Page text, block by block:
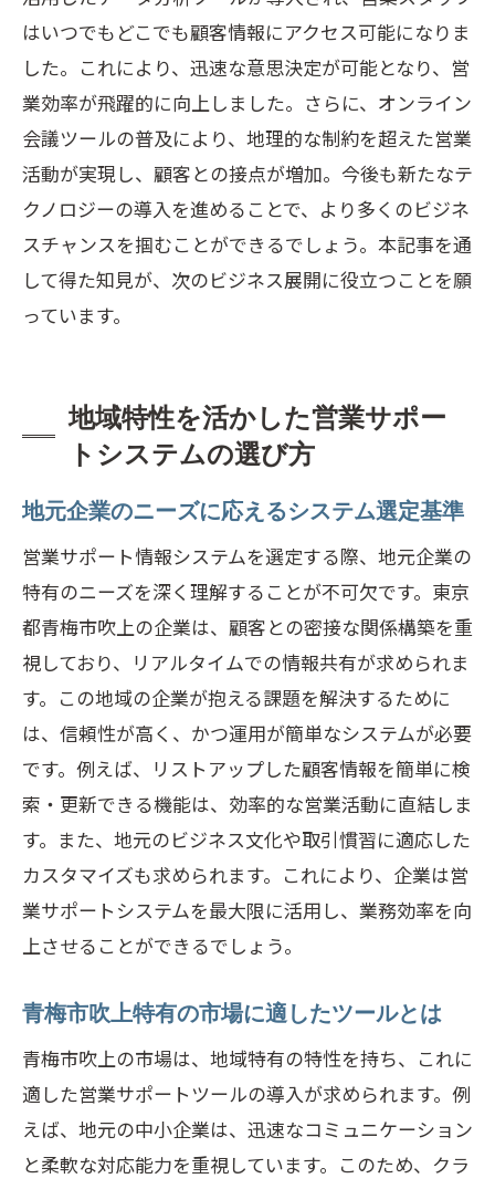
はいつでもどこでも顧客情報にアクセス可能になりま
した。これにより、迅速な意思決定が可能となり、営
業効率が飛躍的に向上しました。さらに、オンライン
会議ツールの普及により、地理的な制約を超えた営業
活動が実現し、顧客との接点が増加。今後も新たなテ
クノロジーの導入を進めることで、より多くのビジネ
スチャンスを掴むことができるでしょう。本記事を通
して得た知見が、次のビジネス展開に役立つことを願
っています。
地域特性を活かした営業サポー
トシステムの選び方
地元企業のニーズに応えるシステム選定基準
営業サポート情報システムを選定する際、地元企業の
特有のニーズを深く理解することが不可欠です。東京
都青梅市吹上の企業は、顧客との密接な関係構築を重
視しており、リアルタイムでの情報共有が求められま
す。この地域の企業が抱える課題を解決するために
は、信頼性が高く、かつ運用が簡単なシステムが必要
です。例えば、リストアップした顧客情報を簡単に検
索・更新できる機能は、効率的な営業活動に直結しま
す。また、地元のビジネス文化や取引慣習に適応した
カスタマイズも求められます。これにより、企業は営
業サポートシステムを最大限に活用し、業務効率を向
上させることができるでしょう。
青梅市吹上特有の市場に適したツールとは
青梅市吹上の市場は、地域特有の特性を持ち、これに
適した営業サポートツールの導入が求められます。例
えば、地元の中小企業は、迅速なコミュニケーション
と柔軟な対応能力を重視しています。このため、クラ